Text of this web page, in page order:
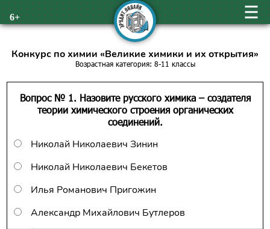
6+
Конкурс по химии «Великие химики и их открытия»
Возрастная категория: 8-11 классы
Вопрос № 1. Назовите русского химика – создателя
теории химического строения органических
соединений.
Николай Николаевич Зинин
Николай Николаевич Бекетов
Илья Романович Пригожин
Александр Михайлович Бутлеров